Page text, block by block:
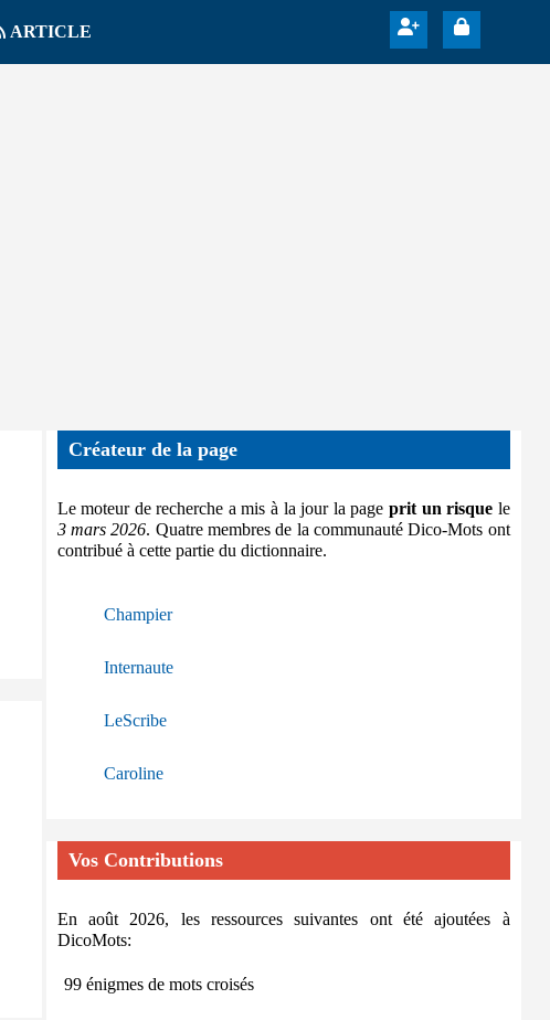
ARTICLE
Créateur de la page
Le moteur de recherche a mis à la jour la page prit un risque le
3 mars 2026. Quatre membres de la communauté Dico-Mots ont
contribué à cette partie du dictionnaire.
Champier
Internaute
LeScribe
Caroline
Vos Contributions
En août 2026, les ressources suivantes ont été ajoutées à
DicoMots:
99 énigmes de mots croisés